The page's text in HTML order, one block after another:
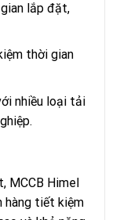
lắp đặt,
thời gian
nhiều loại tải
MCCB Himel
hàng tiết kiệm